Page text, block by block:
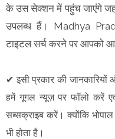
के उस सेक्शन में पहुंच जाएंगे
उपलब्ध हैं। Madhya
टाइटल सर्च करने पर आपको
✔ इसी प्रकार की
हमें गूगल न्यूज़ पर फॉलो करें
सब्सक्राइब करें। क्योंकि
भी होता है।